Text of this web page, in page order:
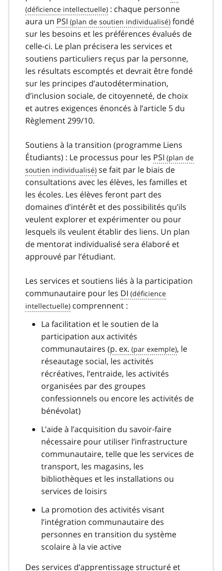
: chaque personne
aura un PSI
fondé
sur les besoins et les préférences évalués de
celle-ci. Le plan précisera les services et
soutiens particuliers reçus par la personne,
les résultats escomptés et devrait être fondé
sur les principes d’autodétermination,
d’inclusion sociale, de citoyenneté, de choix
et autres exigences énoncés à l’article 5 du
Règlement 299/10.
Soutiens à la transition (programme Liens
Étudiants) : Le processus pour les PSI
se fait par le biais de
consultations avec les élèves, les familles et
les écoles. Les élèves feront part des
domaines d’intérêt et des possibilités qu’ils
veulent explorer et expérimenter ou pour
lesquels ils veulent établir des liens. Un plan
de mentorat individualisé sera élaboré et
approuvé par l’étudiant.
Les services et soutiens liés à la participation
communautaire pour les DI
comprennent :
La facilitation et le soutien de la
participation aux activités
communautaires (p. ex.
, le
réseautage social, les activités
récréatives, l’entraide, les activités
organisées par des groupes
confessionnels ou encore les activités de
bénévolat)
L’aide à l’acquisition du savoir-faire
nécessaire pour utiliser l’infrastructure
communautaire, telle que les services de
transport, les magasins, les
bibliothèques et les installations ou
services de loisirs
La promotion des activités visant
l’intégration communautaire des
personnes en transition du système
scolaire à la vie active
Des services d’apprentissage structuré et